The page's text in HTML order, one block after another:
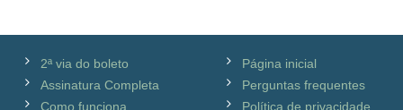
2ª via do boleto
Assinatura Completa
Como funciona
Página inicial
Perguntas frequentes
Política de privacidade